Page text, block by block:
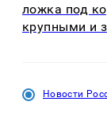
ложка под
крупными и
Новости